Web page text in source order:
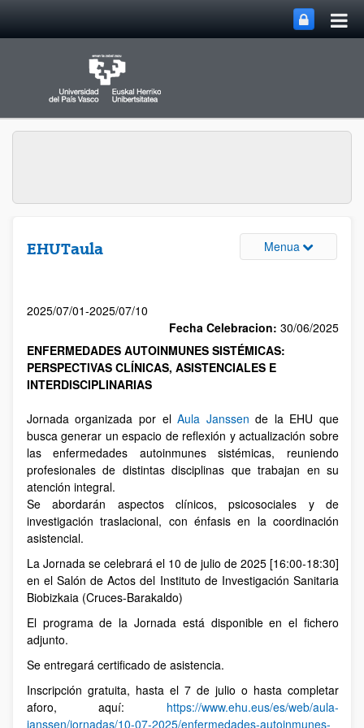
EHUTaula Menua
2025/07/01-2025/07/10
Fecha Celebracion: 30/06/2025
ENFERMEDADES AUTOINMUNES SISTÉMICAS:
PERSPECTIVAS CLÍNICAS, ASISTENCIALES E
INTERDISCIPLINARIAS
Jornada organizada por elAula Janssen de la EHU que
busca generar un espacio de reflexión y actualización sobre
las enfermedades autoinmunes sistémicas, reuniendo
profesionales de distintas disciplinas que trabajan en su
atención integral.
Se abordarán aspectos clínicos, psicosociales y de
investigación traslacional, con énfasis en la coordinación
asistencial.
La Jornada se celebrará el 10 de julio de 2025 [16:00-18:30]
en el Salón de Actos del Instituto de Investigación Sanitaria
Biobizkaia (Cruces-Barakaldo)
El programa de la Jornada está disponible en el fichero
adjunto.
Se entregará certificado de asistencia.
Inscripción gratuita, hasta el 7 de julio o hasta completar
aforo, aquí: https://www.ehu.eus/es/web/aula-
janssen/jornadas/10-07-2025/enfermedades-autoinmunes-